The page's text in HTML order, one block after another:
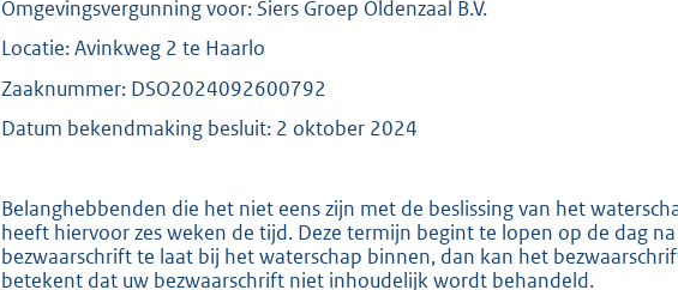
K
b
Omgevingsvergunning voor: Siers Groep Oldenzaal B.V.
Locatie: Avinkweg 2 te Haarlo
Zaaknummer: DSO2024092600792
Datum bekendmaking besluit: 2 oktober 2024
Belanghebbenden die het niet eens zijn met de beslissing van het
heeft hiervoor zes weken de tijd. Deze termijn begint te lopen op de dag
bezwaarschrift te laat bij het waterschap binnen, dan kan het
betekent dat uw bezwaarschrift niet inhoudelijk wordt behandeld.